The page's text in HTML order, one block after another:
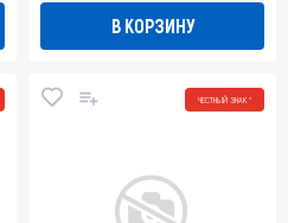
В КОРЗИНУ
ЧЕСТНЫЙ ЗНАК *